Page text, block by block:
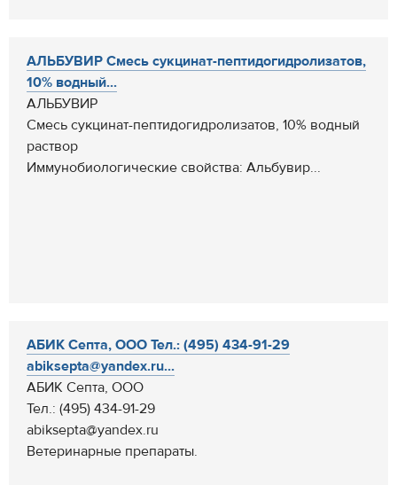
АЛЬБУВИР Смесь сукцинат-пептидогидролизатов,
10% водный...
АЛЬБУВИР
Смесь сукцинат-пептидогидролизатов, 10% водный
раствор
Иммунобиологические свойства: Альбувир...
АБИК Септа, ООО Тел.: (495) 434-91-29
abiksepta@yandex.ru...
АБИК Септа, ООО
Тел.: (495) 434-91-29
abiksepta@yandex.ru
Ветеринарные препараты.